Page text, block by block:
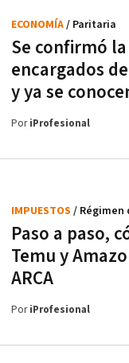
Se confirmó
encargados
y ya se
ECONOMÍA/ Paritaria
PoriProfesional
Paso a paso,
Temu y
ARCA
IMPUESTOS / Régimen
PoriProfesional